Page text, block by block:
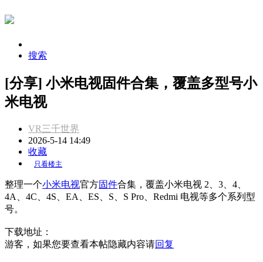
搜索
[分享] 小米电视固件合集，覆盖多型号小
米电视
VR三千世界
2026-5-14 14:49
收藏
只看楼主
整理一个小米电视官方固件合集，覆盖小米电视 2、3、4、
4A、4C、4S、EA、ES、S、S Pro、Redmi 电视等多个系列型
号。
下载地址：
游客，如果您要查看本帖隐藏内容请回复